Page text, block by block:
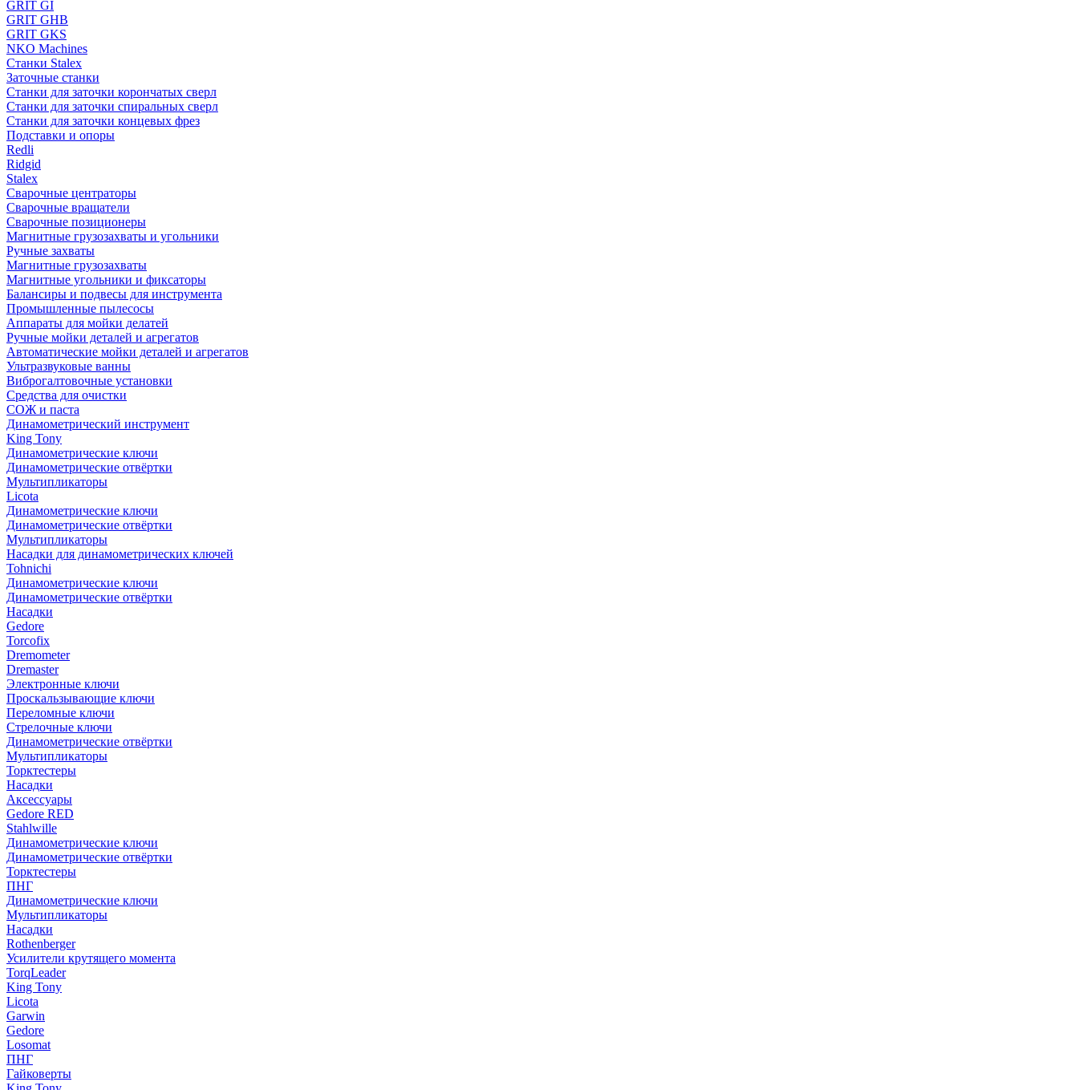
GRIT GI
GRIT GHB
GRIT GKS
NKO Machines
Станки Stalex
Заточные станки
Станки для заточки корончатых сверл
Станки для заточки спиральных сверл
Станки для заточки концевых фрез
Подставки и опоры
Redli
Ridgid
Stalex
Сварочные центраторы
Сварочные вращатели
Сварочные позиционеры
Магнитные грузозахваты и угольники
Ручные захваты
Магнитные грузозахваты
Магнитные угольники и фиксаторы
Балансиры и подвесы для инструмента
Промышленные пылесосы
Аппараты для мойки делатей
Ручные мойки деталей и агрегатов
Автоматические мойки деталей и агрегатов
Ультразвуковые ванны
Виброгалтовочные установки
Средства для очистки
СОЖ и паста
Динамометрический инструмент
King Tony
Динамометрические ключи
Динамометрические отвёртки
Мультипликаторы
Licota
Динамометрические ключи
Динамометрические отвёртки
Мультипликаторы
Насадки для динамометрических ключей
Tohnichi
Динамометрические ключи
Динамометрические отвёртки
Насадки
Gedore
Torcofix
Dremometer
Dremaster
Электронные ключи
Проскальзывающие ключи
Переломные ключи
Стрелочные ключи
Динамометрические отвёртки
Мультипликаторы
Торктестеры
Насадки
Аксессуары
Gedore RED
Stahlwille
Динамометрические ключи
Динамометрические отвёртки
Торктестеры
ПНГ
Динамометрические ключи
Мультипликаторы
Насадки
Rothenberger
Усилители крутящего момента
TorqLeader
King Tony
Licota
Garwin
Gedore
Losomat
ПНГ
Гайковерты